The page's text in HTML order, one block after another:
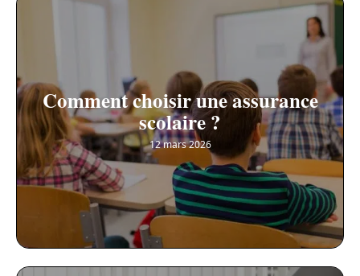
Comment choisir une assurance
scolaire ?
12 mars 2026